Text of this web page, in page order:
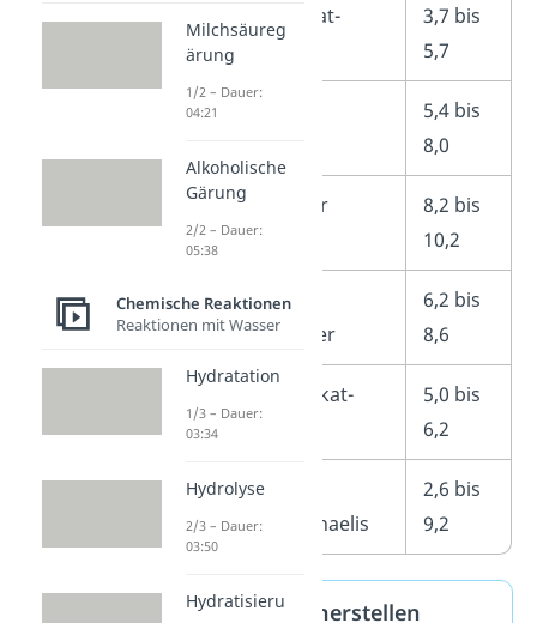
Essigsäure-Acetat-
Puffer
3,7 bis
5,7
Phosphatpuffer
5,4 bis
8,0
Ammoniakpuffer
8,2 bis
10,2
Kohlensäure-
Bicarbonat-Puffer
6,2 bis
8,6
Kohlensäure-Silikat-
Puffer
5,0 bis
6,2
Veronal-Acetat-
Puffer nach Michaelis
2,6 bis
9,2
Pufferlösung herstellen
Milchsäureg
ärung
1/2 – Dauer:
04:21
Alkoholische
Gärung
2/2 – Dauer:
05:38
Chemische Reaktionen
Reaktionen mit Wasser
Hydratation
1/3 – Dauer:
03:34
Hydrolyse
2/3 – Dauer:
03:50
Hydratisieru